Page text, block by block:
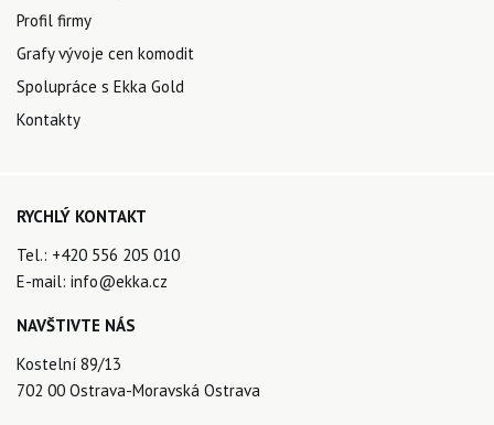
Profil firmy
Grafy vývoje cen komodit
Spolupráce s Ekka Gold
Kontakty
RYCHLÝ KONTAKT
Tel.: +420 556 205 010
E-mail: info@ekka.cz
NAVŠTIVTE NÁS
Kostelní 89/13
702 00 Ostrava-Moravská Ostrava